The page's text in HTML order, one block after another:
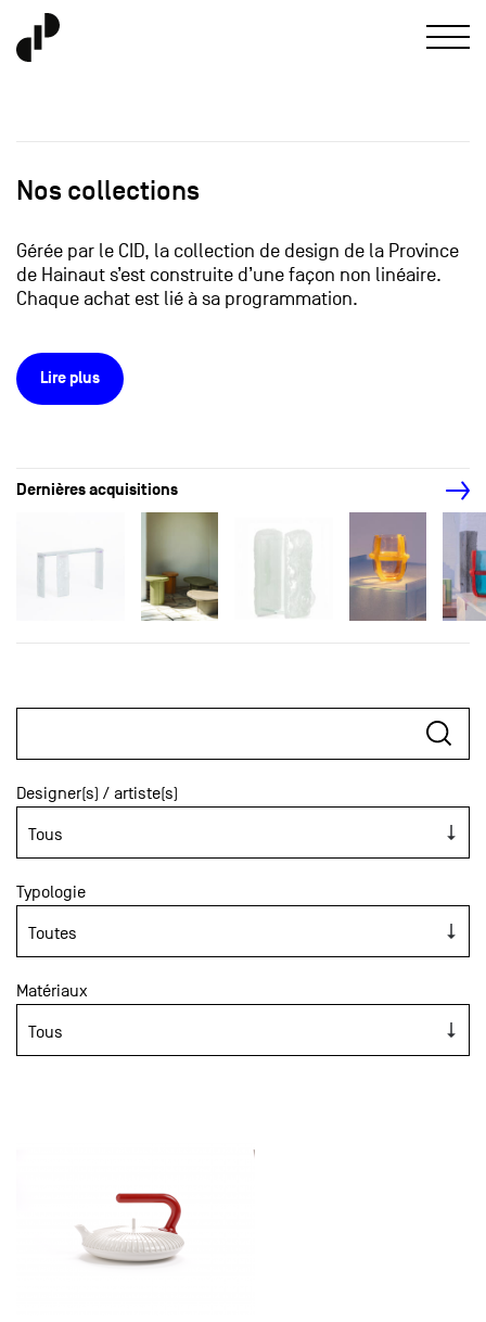
Nos collections
Gérée par le CID, la collection de design de la Province
de Hainaut s’est construite d’une façon non linéaire.
Chaque achat est lié à sa programmation.
Lire plus
Dernières acquisitions
Designer(s) / artiste(s)
Typologie
Matériaux